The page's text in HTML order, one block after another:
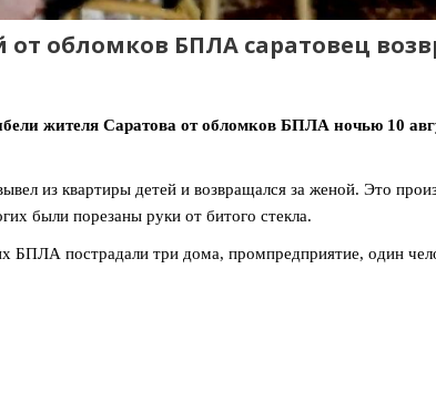
обломков БПЛА саратовец
жителя Саратова от обломков БПЛА ночью 10
из квартиры детей и возвращался за женой. Это
были порезаны руки от битого стекла.
БПЛА пострадали три дома, промпредприятие, один